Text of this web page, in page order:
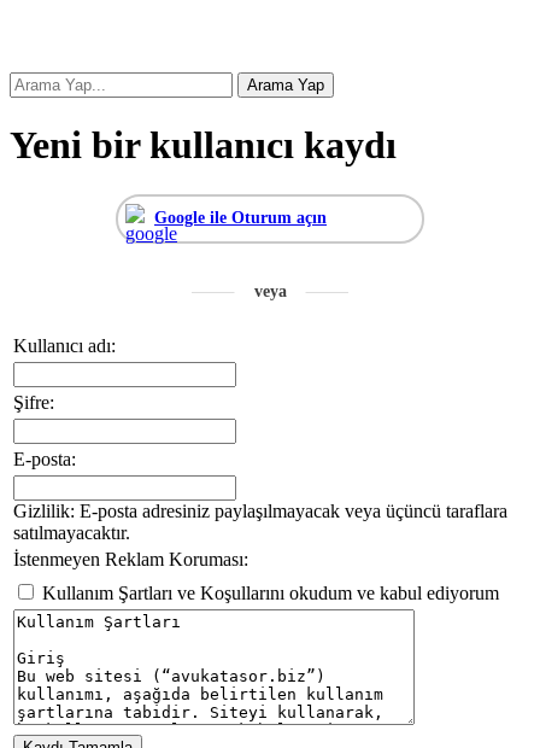
Yeni bir kullanıcı kaydı
Google ile Oturum açın
Kullanıcı adı:
Şifre:
E-posta:
Gizlilik: E-posta adresiniz paylaşılmayacak veya üçüncü taraflara
satılmayacaktır.
İstenmeyen Reklam Koruması:
Kullanım Şartları ve Koşullarını okudum ve kabul ediyorum